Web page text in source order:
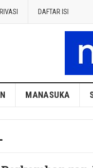
DAFTAR ISI
MANASUKA